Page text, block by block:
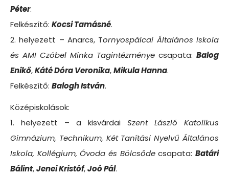
Péter.
Felkészítő: Kocsi Tamásné.
2. helyezett – Anarcs, Tornyospálcai Általános Iskola
és AMI Czóbel Minka Tagintézménye csapata: Balog
Enikő,Káté Dóra Veronika,Mikula Hanna.
Felkészítő: Balogh István.
Középiskolások:
1. helyezett – a kisvárdai Szent László Katolikus
Gimnázium, Technikum, Két Tanítási Nyelvű Általános
Iskola, Kollégium, Óvoda és Bölcsődecsapata:Batári
Bálint,Jenei Kristóf,Joó Pál.